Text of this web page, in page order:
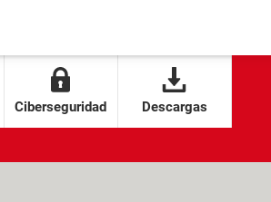
Ciberseguridad Descargas